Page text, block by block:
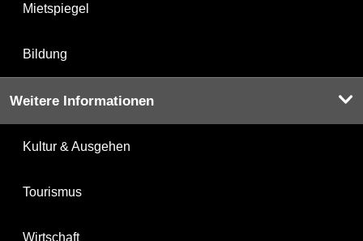
Mietspiegel
Bildung
Weitere Informationen
Kultur & Ausgehen
Tourismus
Wirtschaft